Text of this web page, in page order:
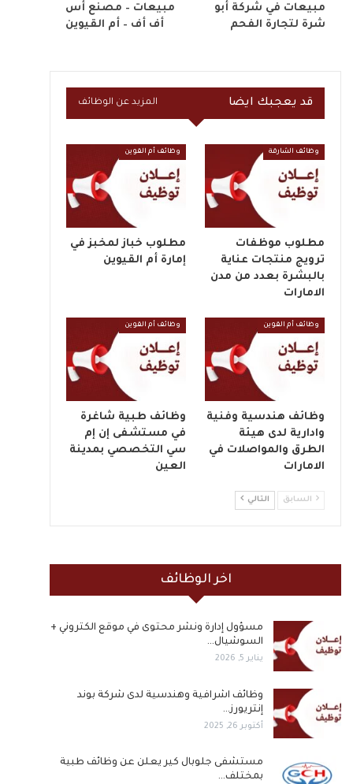
مبيعات في شركة أبو
شرة لتجارة الفحم
مبيعات – مصنع أس
أف أف – أم القيوين
قد يعجبك ايضا المزيد عن الوظائف
وظائف الشارقة
مطلوب موظفات
ترويج منتجات عناية
بالبشرة بعدد من مدن
الامارات
وظائف أم القوين
مطلوب خباز لمخبز في
إمارة أم القيوين
وظائف أم القوين
وظائف هندسية وفنية
وادارية لدى هيئة
الطرق والمواصلات في
الامارات
وظائف أم القوين
وظائف طبية شاغرة
في مستشفى إن إم
سي التخصصي بمدينة
العين
السابق التالي
اخر الوظائف
مسؤول إدارة ونشر محتوى في موقع الكتروني +
السوشيال…
يناير 5, 2026
وظائف اشرافية وهندسية لدى شركة بوند
إنتريورز…
أكتوبر 26, 2025
مستشفى جلوبال كير يعلن عن وظائف طبية
بمختلف…